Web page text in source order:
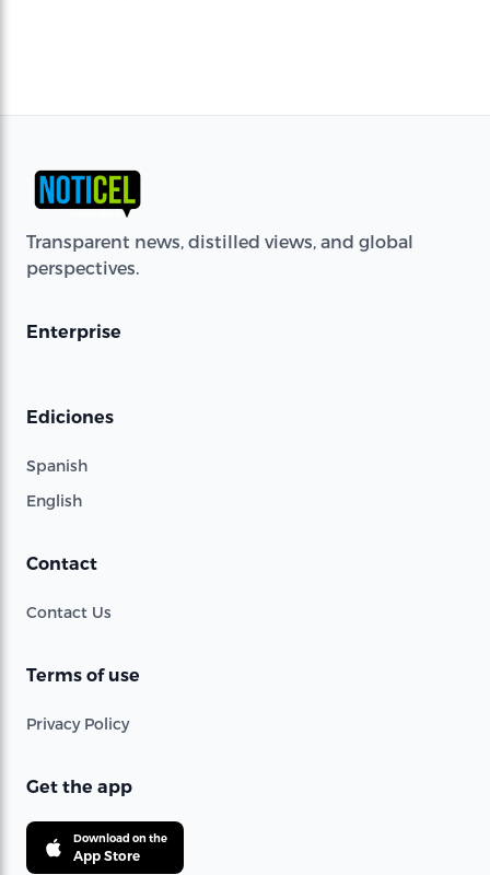
Transparent news, distilled views, and global
perspectives.
Enterprise
Ediciones
Spanish
English
Contact
Contact Us
Terms of use
Privacy Policy
Get the app
Download on the
App Store